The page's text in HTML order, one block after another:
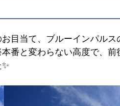
目当て、ブルーインパルス
番と変わらない高度で、